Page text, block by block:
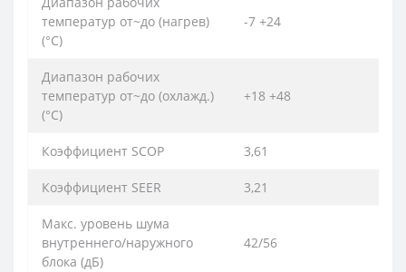
температур от~до (нагрев)
(°C)
-7 +24
Диапазон рабочих
температур от~до (охлажд.)
(°C)
+18 +48
Коэффициент SCOP 3,61
Коэффициент SEER 3,21
Макс. уровень шума
внутреннего/наружного
блока (дБ)
42/56